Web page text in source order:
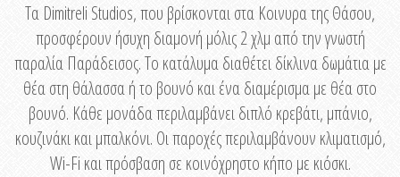
Τα Dimitreli Studios, που βρίσκονται στα Κοινυρα της Θάσου,
προσφέρουν ήσυχη διαμονή μόλις 2 χλμ από την γνωστή
παραλία Παράδεισος. Το κατάλυμα διαθέτει δίκλινα δωμάτια με
θέα στη θάλασσα ή το βουνό και ένα διαμέρισμα με θέα στο
βουνό. Κάθε μονάδα περιλαμβάνει διπλό κρεβάτι, μπάνιο,
κουζινάκι και μπαλκόνι. Οι παροχές περιλαμβάνουν κλιματισμό,
Wi-Fi και πρόσβαση σε κοινόχρηστο κήπο με κιόσκι.